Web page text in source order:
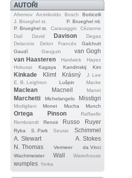
AUTOŘI
Afremov Arcimboldo Bosch
Botticelli
J. Brueghel st.
P. Brueghel ml.
P. Brueghel st.
Caravaggio
Cézanne
Dalí
David Davison
Degas
Delacroix
Delon Francés
Galchutt
Gaudí
Gauguin
van Gogh
van Haasteren
Hardwick
Hayez
Hokusai
Kagaya Kandinskij Kim
Kinkade Klimt Krásný
J. Lee
E. B. Leighton
Lušpin Macke
Maclean Macneil Manet
Marchetti Michelangelo Misstigri
Modigliani Monet Mucha Munch
Ortega Pinson
Raffaello
Rembrandt
Renoir Russo Ruyer
Ryba S. Park Seurat
Schimmel
A. Stewart
A. Stokes
N. Thomas
Vermeer
da Vinci
Wachtmeister
Wall Waterhouse
wumples Yerka